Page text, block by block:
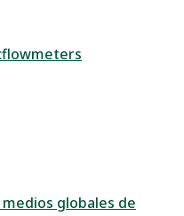
globales de